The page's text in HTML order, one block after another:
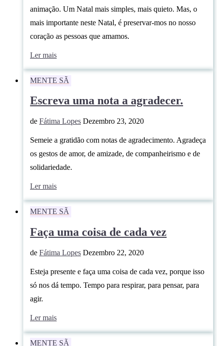
animação. Um Natal mais simples, mais quieto. Mas, o
mais importante neste Natal, é preservar-mos no nosso
coração as pessoas que amamos.
Ler mais
MENTE SÃ
Escreva uma nota a agradecer.
de Fátima Lopes Dezembro 23, 2020
Semeie a gratidão com notas de agradecimento. Agradeça
os gestos de amor, de amizade, de companheirismo e de
solidariedade.
Ler mais
MENTE SÃ
Faça uma coisa de cada vez
de Fátima Lopes Dezembro 22, 2020
Esteja presente e faça uma coisa de cada vez, porque isso
só nos dá tempo. Tempo para respirar, para pensar, para
agir.
Ler mais
MENTE SÃ